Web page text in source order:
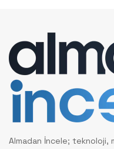
Almadan İncele; teknoloji,